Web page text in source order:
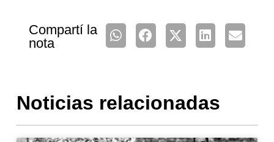
Compartí la
nota
Noticias relacionadas